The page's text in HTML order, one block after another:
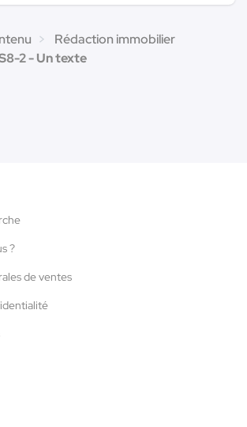
Rédaction immobilier
2 - Un texte
?
de ventes